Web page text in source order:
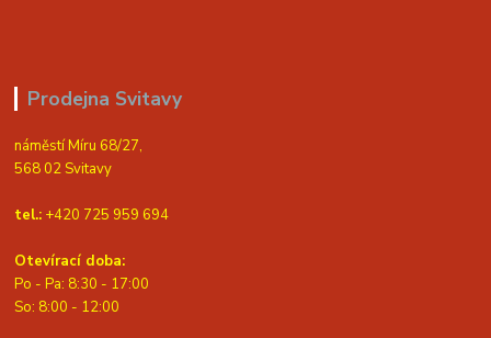
Prodejna Svitavy
náměstí Míru 68/27,
568 02 Svitavy
tel.: +420 725 959 694
Otevírací doba:
Po - Pa: 8:30 - 17:00
So: 8:00 - 12:00